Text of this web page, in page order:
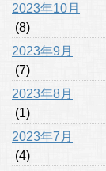
2023年10月
(8)
2023年9月
(7)
2023年8月
(1)
2023年7月
(4)